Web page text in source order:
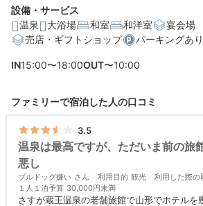
設備・サービス
温泉
大浴場 和室 和洋室
宴会場
売店・ギフトショップ
パーキングあり
IN15:00〜18:00OUT〜10:00
ファミリーで宿泊した人の口コミ
3.5
温泉は最高ですが、ただいま前の旅
悪し
ブルドッグ嫌い 利用目的 観光 利用した際の
１人１泊予算 30,000円未満
さすが蔵王温泉の老舗旅館で山形でホテルを